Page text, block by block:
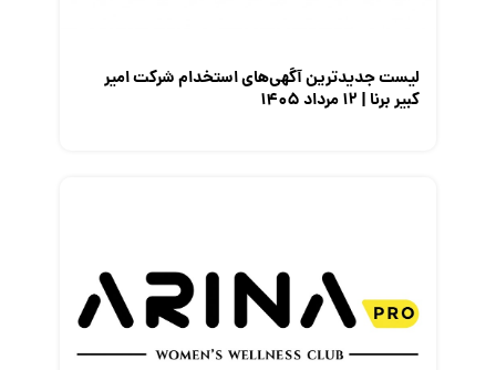
لیست جدیدترین آگهی‌های استخدام شرکت امیر
کبیر برنا | ۱۲ مرداد ۱۴۰۵